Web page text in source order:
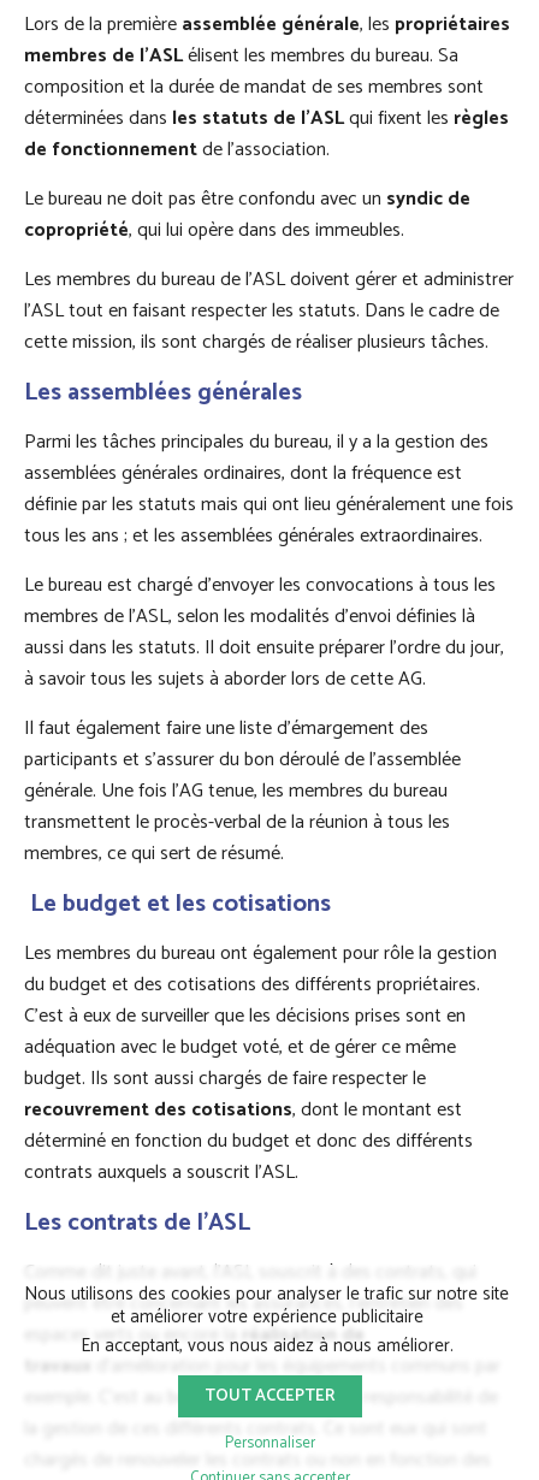
Lors de la premièreassemblée générale, les propriétaires
membres de l’ASLélisent les membres du bureau. Sa
composition et la durée de mandat de ses membres sont
déterminées dans les statuts de l’ASLqui fixent les règles
de fonctionnementde l’association.
Le bureau ne doit pas être confondu avec un syndic de
copropriété, qui lui opère dans des immeubles.
Les membres du bureau de l’ASL doivent gérer et administrer
l’ASL tout en faisant respecter les statuts. Dans le cadre de
cette mission, ils sont chargés de réaliser plusieurs tâches.
Les assemblées générales
Parmi les tâches principales du bureau, il y a la gestion des
assemblées générales ordinaires, dont la fréquence est
définie par les statuts mais qui ont lieu généralement une fois
tous les ans ; et les assemblées générales extraordinaires.
Le bureau est chargé d’envoyer les convocations à tous les
membres de l’ASL, selon les modalités d’envoi définies là
aussi dans les statuts. Il doit ensuite préparer l’ordre du jour,
à savoir tous les sujets à aborder lors de cette AG.
Il faut également faire une liste d’émargement des
participants et s’assurer du bon déroulé de l’assemblée
générale. Une fois l’AG tenue, les membres du bureau
transmettent le procès-verbal de la réunion à tous les
membres, ce qui sert de résumé.
Le budget et les cotisations
Les membres du bureau ont également pour rôle la gestion
du budget et des cotisations des différents propriétaires.
C’est à eux de surveiller que les décisions prises sont en
adéquation avec le budget voté, et de gérer ce même
budget. Ils sont aussi chargés de faire respecter le
recouvrement des cotisations, dont le montant est
déterminé en fonction du budget et donc des différents
contrats auxquels a souscrit l’ASL.
Les contrats de l’ASL
Comme dit juste avant, l’ASL souscrit à des contrats, qui
peuvent être concernant les assurances, l’entretien des
espaces verts ou encore laréalisation de
travaux
d’amélioration pour les équipements communs par
exemple. C’est au bureau qu’est donnée la responsabilité de
la gestion de ces différents contrats. Ce sont eux qui sont
Nous utilisons des cookies pour analyser le trafic sur notre site
et améliorer votre expérience publicitaire
En acceptant, vous nous aidez à nous améliorer.
TOUT ACCEPTER
Personnaliser